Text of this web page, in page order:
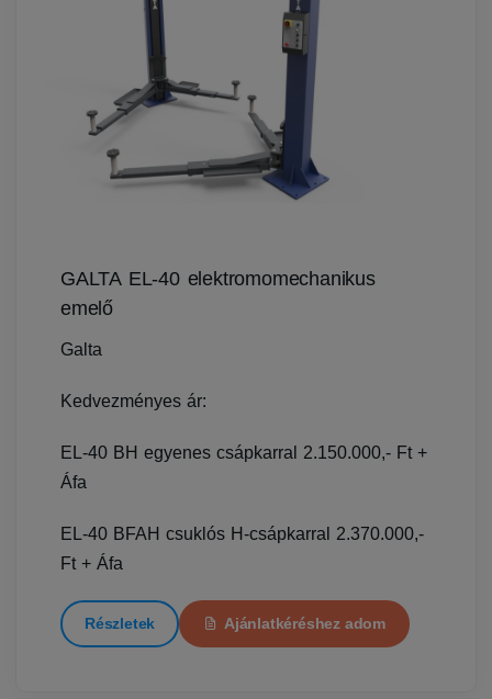
GALTA EL-40 elektromomechanikus
emelő
Galta
Kedvezményes ár:
EL-40 BH egyenes csápkarral 2.150.000,- Ft +
Áfa
EL-40 BFAH csuklós H-csápkarral 2.370.000,-
Ft + Áfa
Részletek Ajánlatkéréshez adom